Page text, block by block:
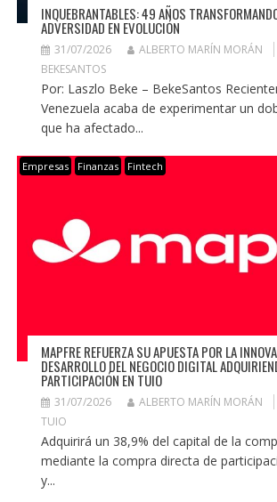
INQUEBRANTABLES: 49 AÑOS
ADVERSIDAD EN EVOLUCIÓN
31/07/2026
ALBERTO MARÍN MORÁN
BEKESANTOS
Por: Laszlo Beke – BekeSantos
Venezuela acaba de experimentar un
que ha afectado...
Empresas Finanzas Fintech
MAPFRE REFUERZA SU APUESTA POR LA
DESARROLLO DEL NEGOCIO DIGITAL
PARTICIPACIÓN EN TUIO
31/07/2026 ALBERTO MARÍN MORÁN
TUIO
Adquirirá un 38,9% del capital de la
mediante la compra directa de
y...